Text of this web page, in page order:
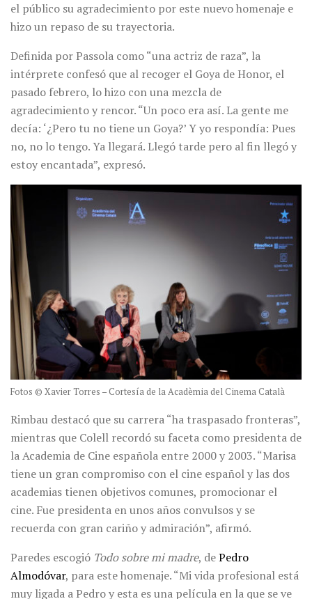
el público su agradecimiento por este nuevo homenaje e
hizo un repaso de su trayectoria.
Definida por Passola como “una actriz de raza”, la
intérprete confesó que al recoger el Goya de Honor, el
pasado febrero, lo hizo con una mezcla de
agradecimiento y rencor. “Un poco era así. La gente me
decía: ‘¿Pero tu no tiene un Goya?’ Y yo respondía: Pues
no, no lo tengo. Ya llegará. Llegó tarde pero al fin llegó y
estoy encantada”, expresó.
Fotos © Xavier Torres – Cortesía de la Acadèmia del Cinema Català
Rimbau destacó que su carrera “ha traspasado fronteras”,
mientras que Colell recordó su faceta como presidenta de
la Academia de Cine española entre 2000 y 2003. “Marisa
tiene un gran compromiso con el cine español y las dos
academias tienen objetivos comunes, promocionar el
cine. Fue presidenta en unos años convulsos y se
recuerda con gran cariño y admiración”, afirmó.
Paredes escogió Todo sobre mi madre, dePedro
Almodóvar, para este homenaje. “Mi vida profesional está
muy ligada a Pedro y esta es una película en la que se ve